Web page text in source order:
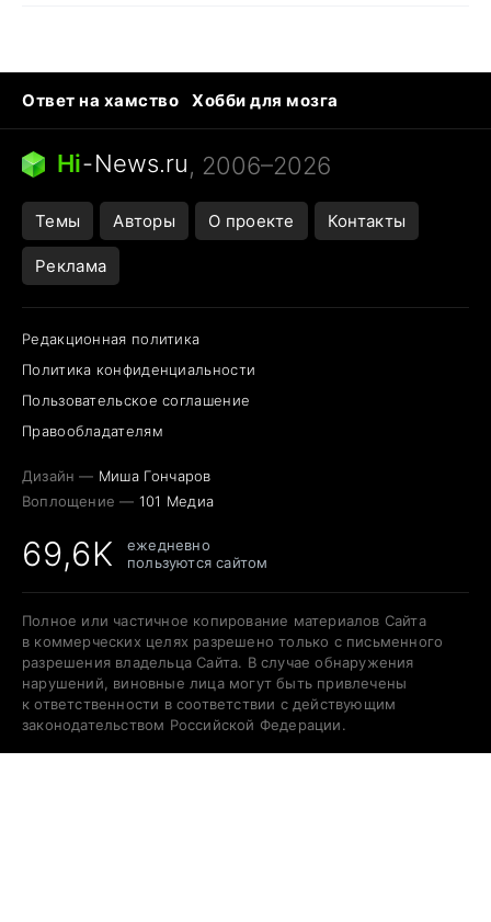
Ответ на хамство
Хобби для мозга
Бензин 100 vs 95
Тунцы в океанариуме
Следующая пандемия
Hi-News.ru, 2006–2026
Темы Авторы О проекте Контакты
Реклама
Редакционная политика
Политика конфиденциальности
Пользовательское соглашение
Правообладателям
Дизайн — Миша Гончаров
Воплощение — 101 Медиа
69,6K
ежедневно
пользуются сайтом
Полное или частичное копирование материалов Сайта
в коммерческих целях разрешено только с письменного
разрешения владельца Сайта. В случае обнаружения
нарушений, виновные лица могут быть привлечены
к ответственности в соответствии с действующим
законодательством Российской Федерации.